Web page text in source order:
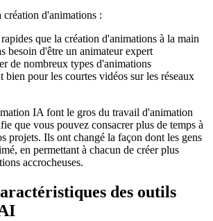
d'animations :
que la création d'animations à la main
besoin d'être un animateur expert
de nombreux types d'animations
bien pour les courtes vidéos sur les réseaux
IA font le gros du travail d'animation
que vous pouvez consacrer plus de temps à
projets. Ils ont changé la façon dont les gens
en permettant à chacun de créer plus
accrocheuses.
des outils